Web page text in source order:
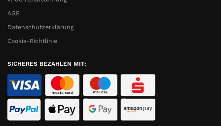
AGB
Datenschutzerklärung
Cookie-Richtlinie
SICHERES BEZAHLEN MIT: